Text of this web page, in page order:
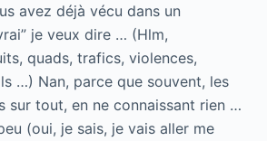
avez déjà vécu dans un
je veux dire … (Hlm,
quads, trafics, violences,
…) Nan, parce que souvent, les
sur tout, en ne connaissant rien …
(oui, je sais, je vais aller me